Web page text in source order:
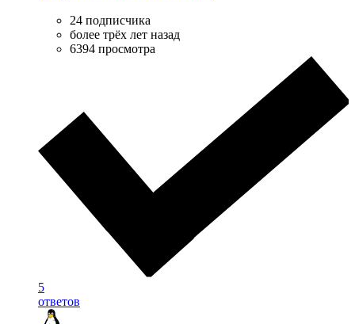
24 подписчика
более трёх лет назад
6394 просмотра
5
ответов